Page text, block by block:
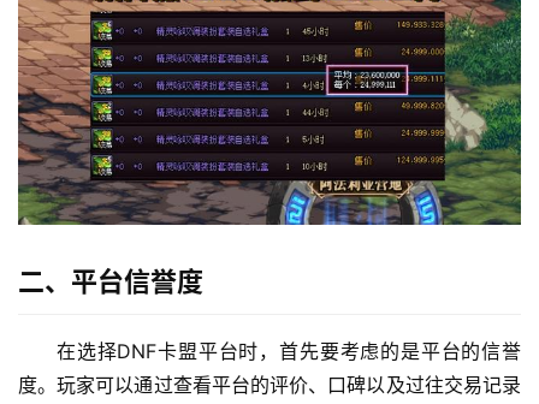
二、平台信誉度
在选择DNF卡盟平台时，首先要考虑的是平台的信誉
度。玩家可以通过查看平台的评价、口碑以及过往交易记录